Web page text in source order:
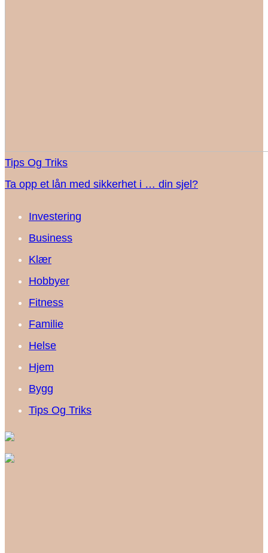
Tips Og Triks
Ta opp et lån med sikkerhet i … din sjel?
Investering
Business
Klær
Hobbyer
Fitness
Familie
Helse
Hjem
Bygg
Tips Og Triks